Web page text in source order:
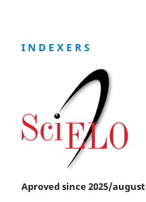
I N D E X E R S
Aproved since 2025/august